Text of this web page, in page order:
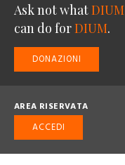
Ask not whatDIUM
can do forDIUM.
DONAZIONI
AREA RISERVATA
ACCEDI